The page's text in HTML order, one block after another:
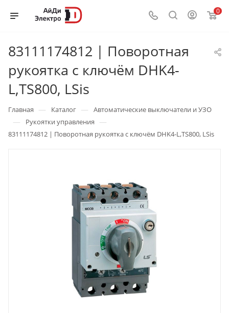
0
83111174812 | Поворотная
рукоятка с ключём DHK4-
L,TS800, LSis
Главная — Каталог — Автоматические выключатели и УЗО
— Рукоятки управления —
83111174812 | Поворотная рукоятка с ключём DHK4-L,TS800, LSis